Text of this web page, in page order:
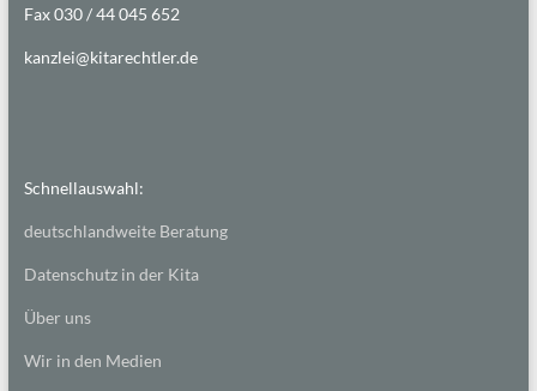
Fax 030 / 44 045 652
kanzlei@kitarechtler.de
Schnellauswahl:
deutschlandweite Beratung
Datenschutz in der Kita
Über uns
Wir in den Medien